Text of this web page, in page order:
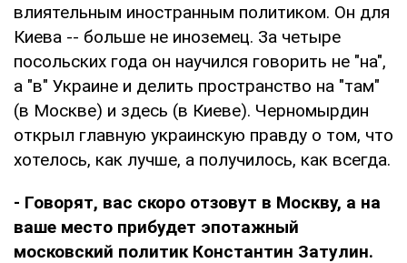
влиятельным иностранным политиком. Он для
Киева -- больше не иноземец. За четыре
посольских года он научился говорить не "на",
а "в" Украине и делить пространство на "там"
(в Москве) и здесь (в Киеве). Черномырдин
открыл главную украинскую правду о том, что
хотелось, как лучше, а получилось, как всегда.
- Говорят, вас скоро отзовут в Москву, а на
ваше место прибудет эпотажный
московский политик Константин Затулин.